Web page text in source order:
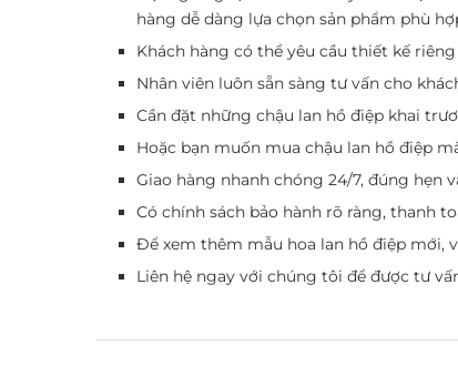
hàng dễ dàng lựa chọn sản phẩm phù
Khách hàng có thể yêu cầu thiết kế
Nhân viên luôn sẵn sàng tư vấn cho
Cần đặt những chậu lan hồ điệp khai
Hoặc bạn muốn mua chậu lan hồ điệp
Giao hàng nhanh chóng 24/7, đúng hẹn
Có chính sách bảo hành rõ ràng, thanh
Để xem thêm mẫu hoa lan hồ điệp mới,
Liên hệ ngay với chúng tôi để được tư